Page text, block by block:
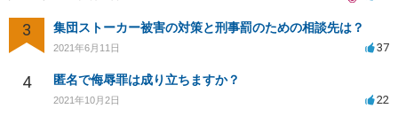
3 集団ストーカー被害の対策と刑事罰のための相談先は？
2021年6月11日 37
4 匿名で侮辱罪は成り立ちますか？
2021年10月2日 22